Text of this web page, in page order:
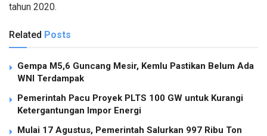
tahun 2020.
Related Posts
Gempa M5,6 Guncang Mesir, Kemlu Pastikan Belum Ada
WNI Terdampak
Pemerintah Pacu Proyek PLTS 100 GW untuk Kurangi
Ketergantungan Impor Energi
Mulai 17 Agustus, Pemerintah Salurkan 997 Ribu Ton